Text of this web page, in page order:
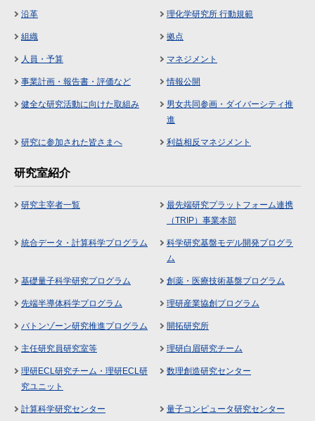
沿革 理化学研究所 行動規範
組織 拠点
人員・予算 マネジメント
事業計画・報告書・評価など 情報公開
健全な研究活動に向けた取組み
男女共同参画・ダイバーシティ推
進
研究に参加された皆さまへ 利益相反マネジメント
研究室紹介
研究主宰者一覧
最先端研究プラットフォーム連携
（TRIP）事業本部
統合データ・計算科学プログラム
科学研究基盤モデル開発プログラ
ム
基礎量子科学研究プログラム 創薬・医療技術基盤プログラム
先端半導体科学プログラム 理研産業協創プログラム
バトンゾーン研究推進プログラム 開拓研究所
主任研究員研究室等 理研白眉研究チーム
理研ECL研究チーム・理研ECL研
究ユニット
数理創造研究センター
計算科学研究センター 量子コンピュータ研究センター